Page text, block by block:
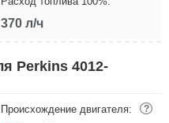
370 л/ч
Perkins 4012-
Происхождение двигателя: ?